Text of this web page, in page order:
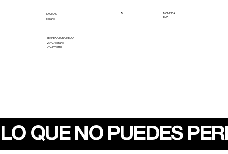
IDIOMAS
Italiano
€
MONEDA
EUR
TEMPERATURA MEDIA
27ºC Verano
9ºC Invierno
LO QUE NO PUEDES